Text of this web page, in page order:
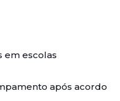
em escolas
após acordo